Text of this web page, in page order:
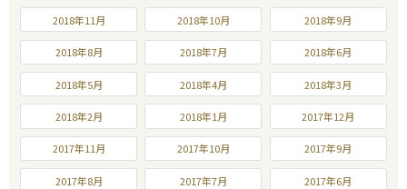
2018年11月 2018年10月 2018年9月
2018年8月 2018年7月 2018年6月
2018年5月 2018年4月 2018年3月
2018年2月 2018年1月 2017年12月
2017年11月 2017年10月 2017年9月
2017年8月 2017年7月 2017年6月